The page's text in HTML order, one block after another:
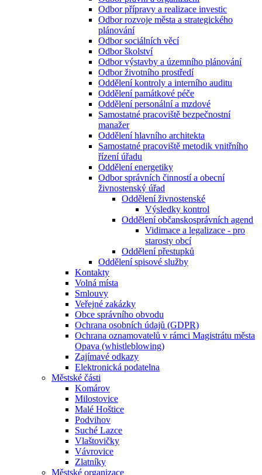
Odbor přípravy a realizace investic
Odbor rozvoje města a strategického
plánování
Odbor sociálních věcí
Odbor školství
Odbor výstavby a územního plánování
Odbor životního prostředí
Oddělení kontroly a interního auditu
Oddělení památkové péče
Oddělení personální a mzdové
Samostatné pracoviště bezpečnostní
manažer
Oddělení hlavního architekta
Samostatné pracoviště metodik vnitřního
řízení úřadu
Oddělení energetiky
Odbor správních činností a obecní
živnostenský úřad
Oddělení živnostenské
Výsledky kontrol
Oddělení občanskosprávních agend
Vidimace a legalizace - pro
starosty obcí
Oddělení přestupků
Oddělení spisové služby
Kontakty
Volná místa
Smlouvy
Veřejné zakázky
Obce správního obvodu
Ochrana osobních údajů (GDPR)
Ochrana oznamovatelů v rámci Magistrátu města
Opava (whistleblowing)
Zajímavé odkazy
Elektronická podatelna
Městské části
Komárov
Milostovice
Malé Hoštice
Podvihov
Suché Lazce
Vlaštovičky
Vávrovice
Zlatníky
Městské organizace